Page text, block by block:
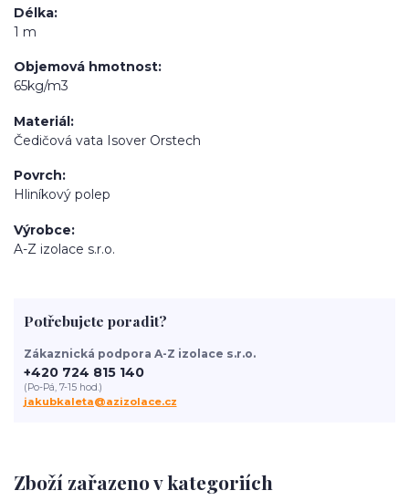
Délka
1 m
Objemová hmotnost
65kg/m3
Materiál
Čedičová vata Isover Orstech
Povrch
Hliníkový polep
Výrobce
A-Z izolace s.r.o.
Zboží zařazeno v kategoriích
Potřebujete poradit?
Zákaznická podpora A-Z izolace s.r.o.
+420 724 815 140
(Po-Pá, 7-15 hod.)
jakubkaleta@azizolace.cz